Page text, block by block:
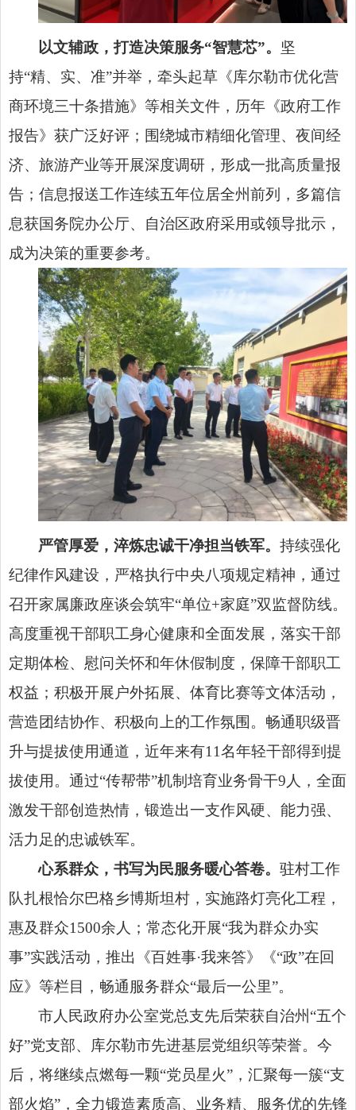
以文辅政，打造决策服务“智慧芯”。 坚
持“精、实、准”并举，牵头起草《库尔勒市优化营
商环境三十条措施》等相关文件，历年《政府工作
报告》获广泛好评；围绕城市精细化管理、夜间经
济、旅游产业等开展深度调研，形成一批高质量报
告；信息报送工作连续五年位居全州前列，多篇信
息获国务院办公厅、自治区政府采用或领导批示，
成为决策的重要参考。
严管厚爱，淬炼忠诚干净担当铁军。持续强化
纪律作风建设，严格执行中央八项规定精神，通过
召开家属廉政座谈会筑牢“单位+家庭”双监督防线。
高度重视干部职工身心健康和全面发展，落实干部
定期体检、慰问关怀和年休假制度，保障干部职工
权益；积极开展户外拓展、体育比赛等文体活动，
营造团结协作、积极向上的工作氛围。畅通职级晋
升与提拔使用通道，近年来有11名年轻干部得到提
拔使用。通过“传帮带”机制培育业务骨干9人，全面
激发干部创造热情，锻造出一支作风硬、能力强、
活力足的忠诚铁军。
心系群众，书写为民服务暖心答卷。驻村工作
队扎根恰尔巴格乡博斯坦村，实施路灯亮化工程，
惠及群众1500余人；常态化开展“我为群众办实
事”实践活动，推出《百姓事·我来答》《“政”在回
应》等栏目，畅通服务群众“最后一公里”。
市人民政府办公室党总支先后荣获自治州“五个
好”党支部、库尔勒市先进基层党组织等荣誉。今
后，将继续点燃每一颗“党员星火”，汇聚每一簇“支
部火焰”，全力锻造素质高、业务精、服务优的先锋